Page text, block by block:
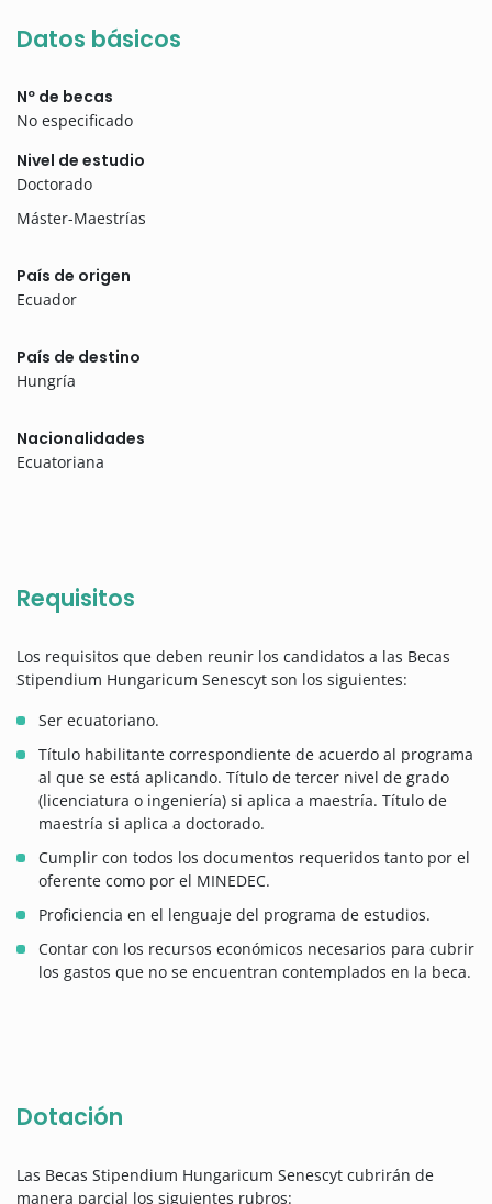
Datos básicos
Nº de becas
No especificado
Nivel de estudio
Doctorado
Máster-Maestrías
País de origen
Ecuador
País de destino
Hungría
Nacionalidades
Ecuatoriana
Requisitos
Los requisitos que deben reunir los candidatos a las Becas
Stipendium Hungaricum Senescyt son los siguientes:
Ser ecuatoriano.
Título habilitante correspondiente de acuerdo al programa
al que se está aplicando. Título de tercer nivel de grado
(licenciatura o ingeniería) si aplica a maestría. Título de
maestría si aplica a doctorado.
Cumplir con todos los documentos requeridos tanto por el
oferente como por el MINEDEC.
Proficiencia en el lenguaje del programa de estudios.
Contar con los recursos económicos necesarios para cubrir
los gastos que no se encuentran contemplados en la beca.
Dotación
Las Becas Stipendium Hungaricum Senescyt cubrirán de
manera parcial los siguientes rubros: